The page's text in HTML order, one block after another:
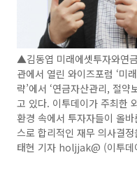
▲김동엽 미래에셋투자와연
관에서 열린 와이즈포럼 ‘미
략’에서 ‘연금자산관리, 절
고 있다. 이투데이가 주최한
환경 속에서 투자자들이 올
스로 합리적인 재무 의사결
태현 기자 holjjak@ (이투데